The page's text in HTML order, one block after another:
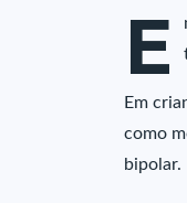
E
Em
como
bipolar.